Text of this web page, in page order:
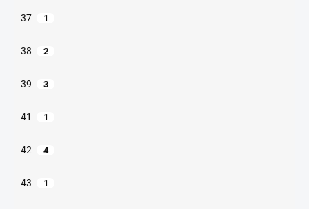
37 1
38 2
39 3
41 1
42 4
43 1